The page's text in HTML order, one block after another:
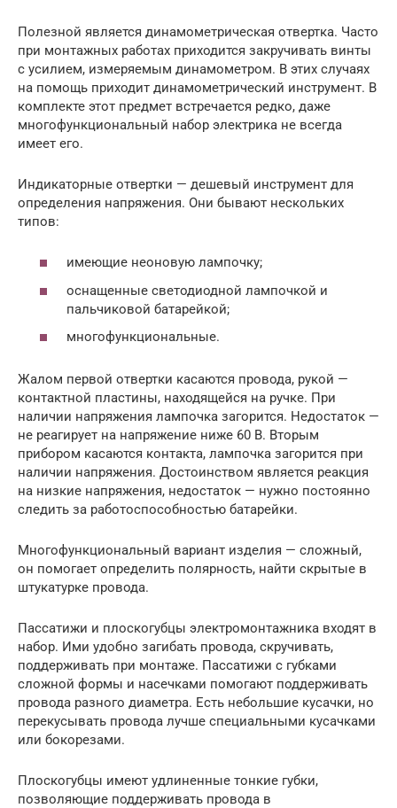
Полезной является динамометрическая отвертка. Часто
при монтажных работах приходится закручивать винты
с усилием, измеряемым динамометром. В этих случаях
на помощь приходит динамометрический инструмент. В
комплекте этот предмет встречается редко, даже
многофункциональный набор электрика не всегда
имеет его.
Индикаторные отвертки — дешевый инструмент для
определения напряжения. Они бывают нескольких
типов:
имеющие неоновую лампочку;
оснащенные светодиодной лампочкой и
пальчиковой батарейкой;
многофункциональные.
Жалом первой отвертки касаются провода, рукой —
контактной пластины, находящейся на ручке. При
наличии напряжения лампочка загорится. Недостаток —
не реагирует на напряжение ниже 60 В. Вторым
прибором касаются контакта, лампочка загорится при
наличии напряжения. Достоинством является реакция
на низкие напряжения, недостаток — нужно постоянно
следить за работоспособностью батарейки.
Многофункциональный вариант изделия — сложный,
он помогает определить полярность, найти скрытые в
штукатурке провода.
Пассатижи и плоскогубцы электромонтажника входят в
набор. Ими удобно загибать провода, скручивать,
поддерживать при монтаже. Пассатижи с губками
сложной формы и насечками помогают поддерживать
провода разного диаметра. Есть небольшие кусачки, но
перекусывать провода лучше специальными кусачками
или бокорезами.
Плоскогубцы имеют удлиненные тонкие губки,
позволяющие поддерживать провода в